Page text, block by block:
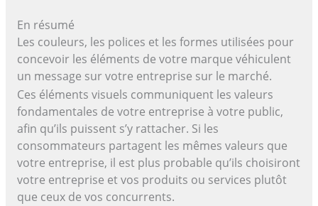
En résumé
Les couleurs, les polices et les formes utilisées pour
concevoir les éléments de votre marque véhiculent
un message sur votre entreprise sur le marché.
Ces éléments visuels communiquent les valeurs
fondamentales de votre entreprise à votre public,
afin qu’ils puissent s’y rattacher. Si les
consommateurs partagent les mêmes valeurs que
votre entreprise, il est plus probable qu’ils choisiront
votre entreprise et vos produits ou services plutôt
que ceux de vos concurrents.